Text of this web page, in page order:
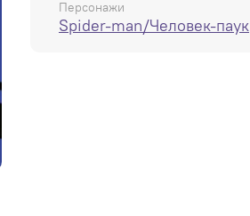
Персонажи
Spider-man/Человек-паук